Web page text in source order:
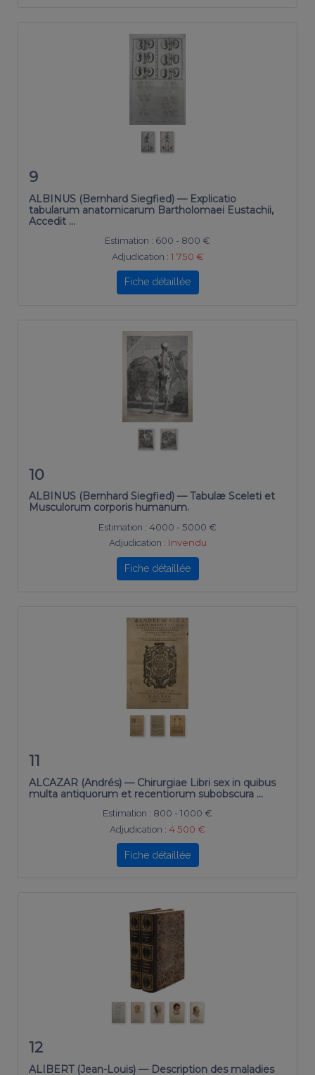
9
ALBINUS (Bernhard Siegfied) — Explicatio
tabularum anatomicarum Bartholomaei Eustachii,
Accedit …
Estimation : 600 - 800 €
Adjudication : 1 750 €
Fiche détaillée
10
ALBINUS (Bernhard Siegfied) — Tabulæ Sceleti et
Musculorum corporis humanum.
Estimation : 4000 - 5000 €
Adjudication : Invendu
Fiche détaillée
11
ALCAZAR (Andrés) — Chirurgiae Libri sex in quibus
multa antiquorum et recentiorum subobscura …
Estimation : 800 - 1000 €
Adjudication : 4 500 €
Fiche détaillée
12
ALIBERT (Jean-Louis) — Description des maladies